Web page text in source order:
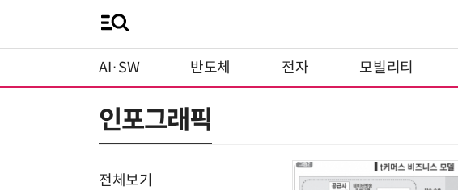
AI·SW 반도체 전자 모빌리티
인포그래픽
전체보기